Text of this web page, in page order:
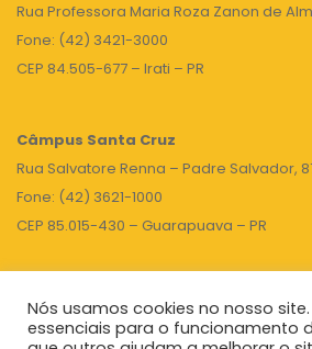
Rua Professora Maria Roza Zanon de
Fone: (42) 3421-3000
CEP 84.505-677 – Irati – PR
Câmpus Santa Cruz
Rua Salvatore Renna – Padre Salvador,
Fone: (42) 3621-1000
CEP 85.015-430 – Guarapuava – PR
TOPO
Nós usamos cookies no nosso
essenciais para o funcionamento